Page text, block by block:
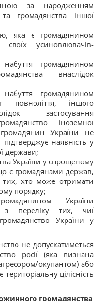
за народженням
громадянства іншої
яка є громадянином
своїх усиновлювачів-
громадянином
внаслідок
громадянином
повноліття, іншого
застосування
іноземної
України не
наявність у
держави;
України у спрощеному
є громадянами держав,
тих, хто може отримати
порядку;
України
з переліку тих, чиї
України у
не допускатиметься
росії (яка визнана
окупантом) або
цілісність
громадянства